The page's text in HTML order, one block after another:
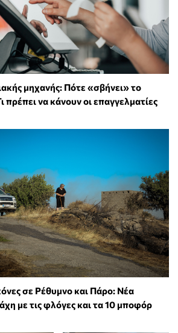
μηχανής: Πότε «σβήνει» το
πρέπει να κάνουν οι επαγγελματίες
σε Ρέθυμνο και Πάρο: Νέα
με τις φλόγες και τα 10 μποφόρ